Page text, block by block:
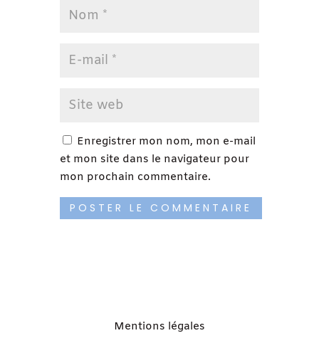
Enregistrer mon nom, mon e-mail
et mon site dans le navigateur pour
mon prochain commentaire.
Mentions légales